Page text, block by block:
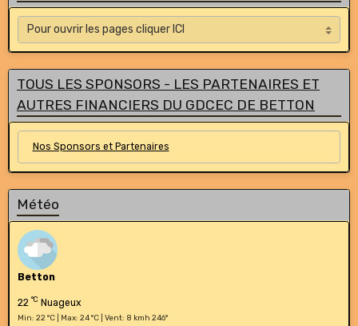
TOUS LES SPONSORS - LES PARTENAIRES ET
AUTRES FINANCIERS DU GDCEC DE BETTON
Nos Sponsors et Partenaires
Météo
Betton
22 °C Nuageux
Min: 22 °C | Max: 24 °C | Vent: 8 kmh 246°